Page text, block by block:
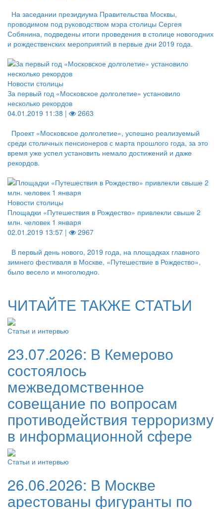
На заседании президиума Правительства Москвы,
проводимом под руководством мэра столицы Сергея
Собянина, подведены итоги проведения в столице новогодних
и рождественских мероприятий в первые дни 2019 года.
Новости столицы
За первый год «Московское долголетие» установило
несколько рекордов
04.01.2019 11:38 |
2663
Проект «Московское долголетие», успешно реализуемый
среди столичных пенсионеров с марта прошлого года, за это
время уже успел установить немало достижений и даже
рекордов.
Новости столицы
Площадки «Путешествия в Рождество» привлекли свыше 2
млн. человек 1 января
02.01.2019 13:57 |
2967
В первый день нового, 2019 года, на площадках главного
зимнего фестиваля в Москве, «Путешествие в Рождество»,
было весело и многолюдно.
ЧИТАЙТЕ ТАКЖЕ СТАТЬИ
Статьи и интервью
23.07.2026: В Кемерово
состоялось
межведомственное
совещание по вопросам
противодействия терроризму
в информационной сфере
Статьи и интервью
26.06.2026: В Москве
арестованы фигуранты по